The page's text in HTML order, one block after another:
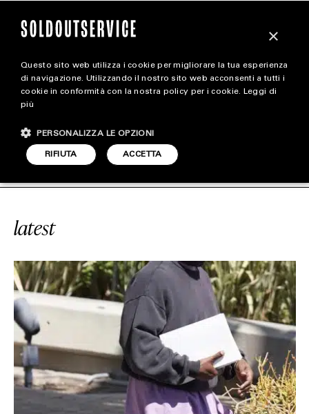
magazine
STYLE
FOOTWEAR
#700 MNVN SOLDOUTSERVICE
latest
×
Questo sito web utilizza i cookie per migliorare la tua esperienza
di navigazione. Utilizzando il nostro sito web acconsenti a tutti i
cookie in conformità con la nostra policy per i cookie. Leggi di
più
ACCETTA
RIFIUTA
PERSONALIZZA LE OPZIONI